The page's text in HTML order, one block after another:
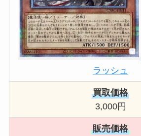
ラッシュ
買取価格
3,000円
販売価格